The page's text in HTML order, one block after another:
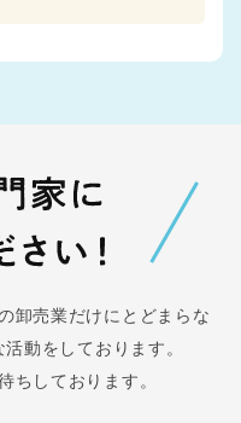
卸売業だけにとどまらな
動をしております。
ちしております。